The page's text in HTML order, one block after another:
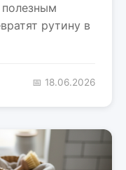
рутину в
📅 18.06.2026